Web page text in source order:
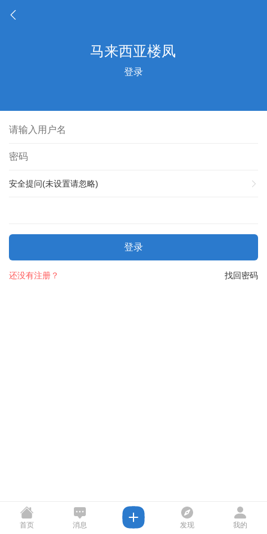
登录
安全提问(未设置请忽略)
登录
找回密码
还没有注册？
首页 消息 发现 我的